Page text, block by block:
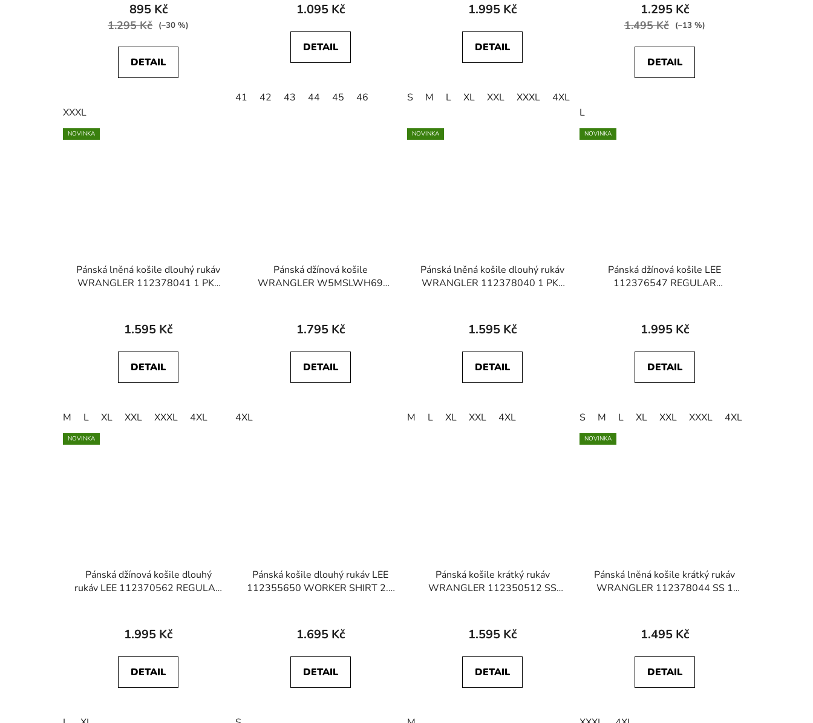
895 Kč
1.295 Kč (–30 %)
DETAIL
XXXL
1.095 Kč
DETAIL
41 42 43 44 45 46
1.995 Kč
DETAIL
S M L XL XXL XXXL 4XL
1.295 Kč
1.495 Kč (–13 %)
DETAIL
L
NOVINKA
Pánská lněná košile dlouhý rukáv
WRANGLER 112378041 1 PKT
1.595 Kč
DETAIL
M L XL XXL XXXL 4XL
Pánská džínová košile
WRANGLER W5MSLWH69
1.795 Kč
DETAIL
4XL
NOVINKA
Pánská lněná košile dlouhý rukáv
WRANGLER 112378040 1 PKT
1.595 Kč
DETAIL
M L XL XXL 4XL
NOVINKA
Pánská džínová košile LEE
112376547 REGULAR
1.995 Kč
DETAIL
S M L XL XXL XXXL 4XL
NOVINKA
Pánská džínová košile dlouhý
rukáv LEE 112370562 REGULAR
1.995 Kč
DETAIL
Pánská košile dlouhý rukáv LEE
112355650 WORKER SHIRT 2.0
1.695 Kč
DETAIL
Pánská košile krátký rukáv
WRANGLER 112350512 SS
1.595 Kč
DETAIL
NOVINKA
Pánská lněná košile krátký rukáv
WRANGLER 112378044 SS 1
1.495 Kč
DETAIL